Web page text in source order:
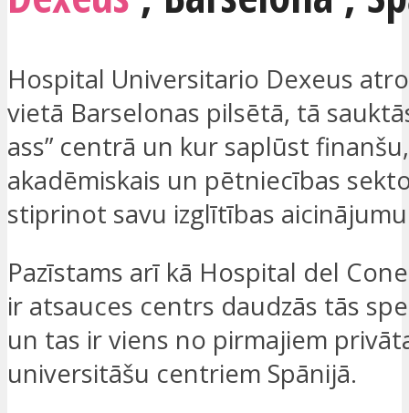
Hospital Universitario Dexeus
vietā Barselonas pilsētā, tā
ass” centrā un kur saplūst finanšu,
akadēmiskais un pētniecības
stiprinot savu izglītības
Pazīstams arī kā Hospital del
ir atsauces centrs daudzās tās
un tas ir viens no pirmajiem
universitāšu centriem Spānijā.